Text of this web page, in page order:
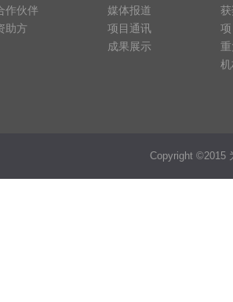
作伙伴
助方
媒体报道
项目通讯
成果展示
Copyright ©2015